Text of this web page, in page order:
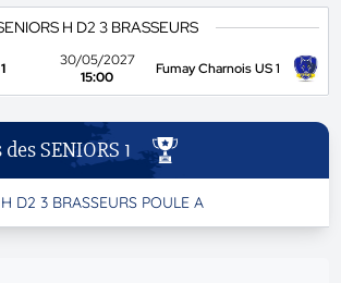
H D2 3 BRASSEURS
30/05/2027
15:00
Fumay Charnois US 1
SENIORS 1
D2 3 BRASSEURS POULE A